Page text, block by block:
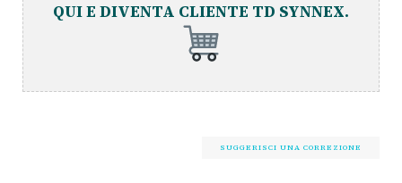
QUI E DIVENTA CLIENTE TD SYNNEX.
SUGGERISCI UNA CORREZIONE